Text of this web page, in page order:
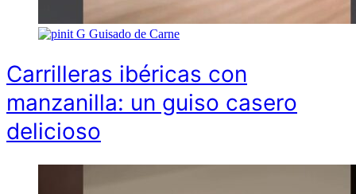
G Guisado de Carne
Carrilleras ibéricas con
manzanilla: un guiso casero
delicioso